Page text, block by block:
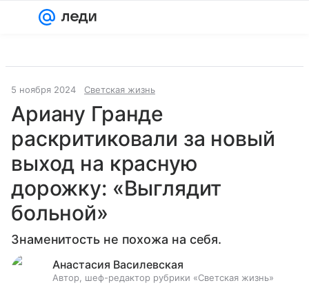
5 ноября 2024 Светская жизнь
Ариану Гранде
раскритиковали за новый
выход на красную
дорожку: «Выглядит
больной»
Знаменитость не похожа на себя.
Анастасия Василевская
Автор, шеф-редактор рубрики «Светская жизнь»